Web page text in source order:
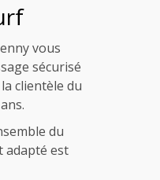
vous
sécurisé
clientèle du
du
adapté est